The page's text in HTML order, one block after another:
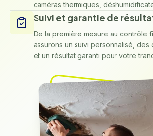
caméras thermiques,
Suivi et garantie de
De la première mesure au contrôle
assurons un suivi personnalisé, des
et un résultat garanti pour votre